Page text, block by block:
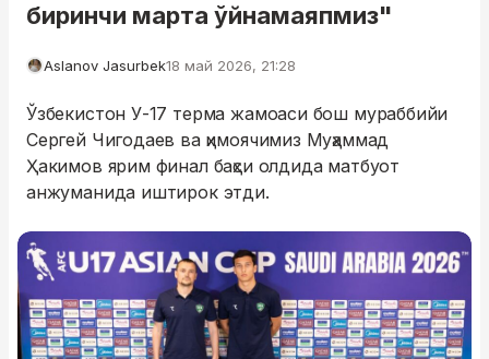
биринчи марта ўйнамаяпмиз"
Aslanov Jasurbek18 май 2026, 21:28
Ўзбекистон У-17 терма жамоаси бош мураббийи
Сергей Чигодаев ва ҳимоячимиз Муҳаммад
Ҳакимов ярим финал баҳси олдида матбуот
анжуманида иштирок этди.